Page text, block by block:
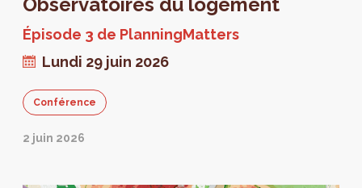
Épisode 3 de PlanningMatters
Lundi 29 juin 2026
Conférence
2 juin 2026